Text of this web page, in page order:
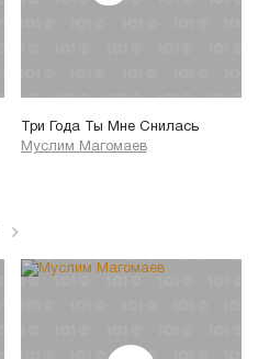
Три Года Ты Мне Снилась
Муслим Магомаев